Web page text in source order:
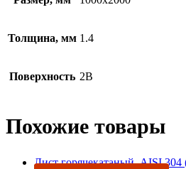
Толщина, мм 1.4
Поверхность 2B
Похожие товары
Лист горячекатаный, AISI